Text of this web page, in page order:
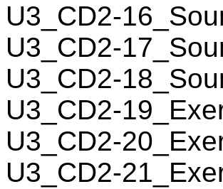
U3_CD2-
U3_CD2-
U3_CD2-
U3_CD2-
U3_CD2-
U3_CD2-